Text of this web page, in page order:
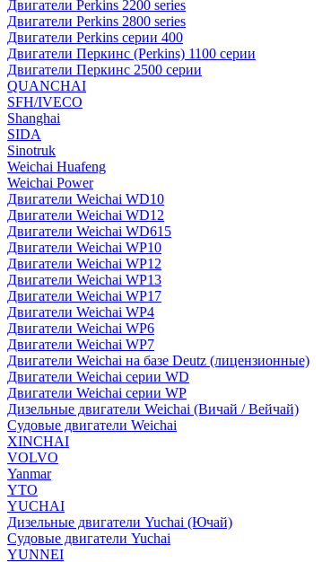
Двигатели Perkins 2200 series
Двигатели Perkins 2800 series
Двигатели Perkins серии 400
Двигатели Перкинс (Perkins) 1100 серии
Двигатели Перкинс 2500 серии
QUANCHAI
SFH/IVECO
Shanghai
SIDA
Sinotruk
Weichai Huafeng
Weichai Power
Двигатели Weichai WD10
Двигатели Weichai WD12
Двигатели Weichai WD615
Двигатели Weichai WP10
Двигатели Weichai WP12
Двигатели Weichai WP13
Двигатели Weichai WP17
Двигатели Weichai WP4
Двигатели Weichai WP6
Двигатели Weichai WP7
Двигатели Weichai на базе Deutz (лицензионные)
Двигатели Weichai серии WD
Двигатели Weichai серии WP
Дизельные двигатели Weichai (Вичай / Вейчай)
Судовые двигатели Weichai
XINCHAI
VOLVO
Yanmar
YTO
YUCHAI
Дизельные двигатели Yuchai (Ючай)
Судовые двигатели Yuchai
YUNNEI